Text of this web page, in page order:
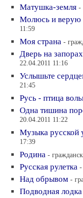
Матушка-земля -
Молюсь и верую
11:59
Моя страна -
Дверь на
22.04.2011 11:16
Услышьте
21:45
Русь - птица
Одна тишина
20.04.2011 11:22
Музыка русской
17:39
Родина -
Русская рулетка -
Над обрывом -
Подводная лодка